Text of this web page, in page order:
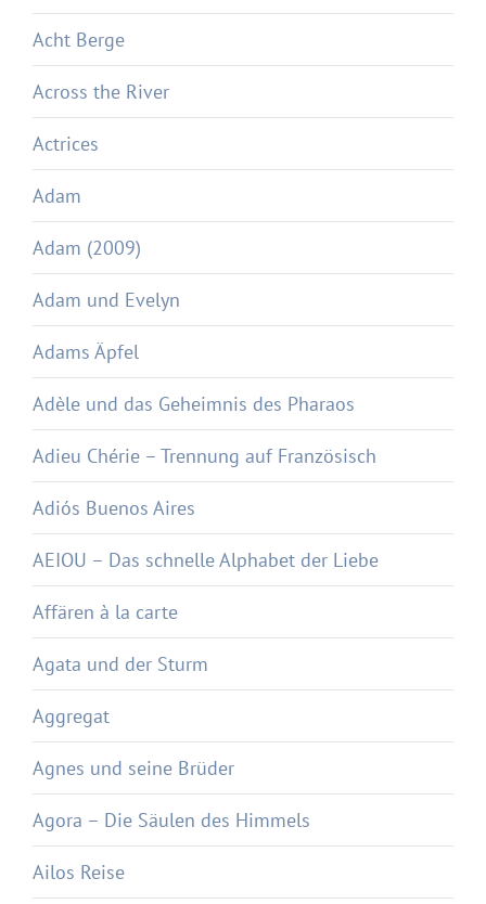
Acht Berge
Across the River
Actrices
Adam
Adam (2009)
Adam und Evelyn
Adams Äpfel
Adèle und das Geheimnis des Pharaos
Adieu Chérie – Trennung auf Französisch
Adiós Buenos Aires
AEIOU – Das schnelle Alphabet der Liebe
Affären à la carte
Agata und der Sturm
Aggregat
Agnes und seine Brüder
Agora – Die Säulen des Himmels
Ailos Reise